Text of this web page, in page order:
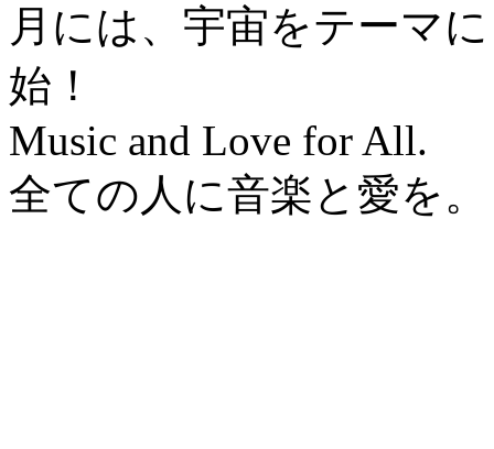
月には、宇宙をテーマ
始！
Music and Love for All.
全ての人に音楽と愛を。